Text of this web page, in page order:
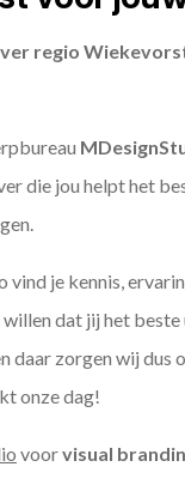
regio
die jou helpt het
vind je kennis,
dat jij het beste
daar zorgen wij dus
onze dag!
voorvisual